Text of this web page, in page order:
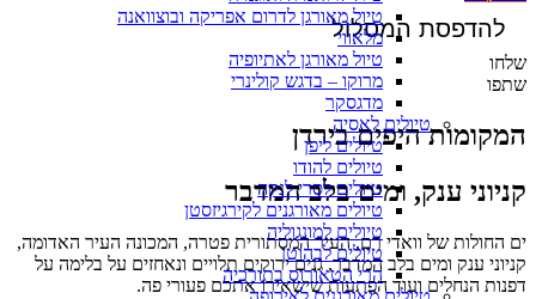
טיול מאורגן לדרום אפריקה ובוצוואנה
מלאווי
טיול מאורגן לאתיופיה
מרוקו – בדגש קולינרי
מדגסקר
טיולים לאסיה
טיולים ליפן
טיולים להודו
טיולים לסרי לנקה
טיולים מאורגנים לקירגיזסטן
טיולים למונגוליה
טיולים לבהוטן
הרי הטאורוס בתורכיה
להדפסת המסלול
שלחו
שתפו
המקומות היפים בירדן
קניוני ענק, ומים בלב המדבר
ים החולות של וואדי רם, העיר המסתורית פטרה, המכונה העיר האדומה,
קניוני ענק ומים בלב המדבר, גנים ירוקים תלויים ונאחזים על בלימה על
דפנות הנחלים ועוד הפתעות שישאירו אתכם פעורי פה.